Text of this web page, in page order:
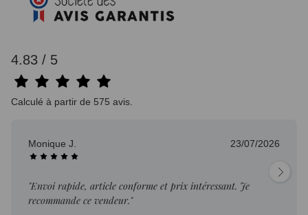
4.83 / 5
Calculé à partir de 575 avis.
Monique J. 23/07/2026
"Envoi rapide, article conforme et prix intéressant. Je
recommande ce vendeur."